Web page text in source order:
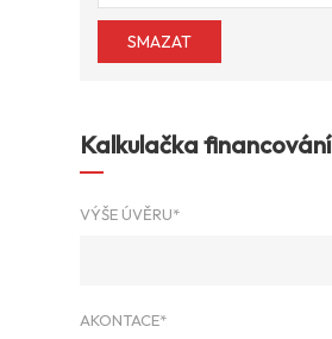
SMAZAT
Kalkulačka financování
VÝŠE ÚVĚRU*
AKONTACE*